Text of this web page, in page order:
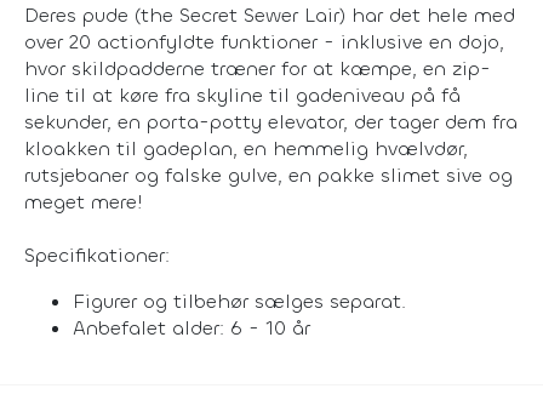
Deres pude (the Secret Sewer Lair) har det hele med
over 20 actionfyldte funktioner - inklusive en dojo,
hvor skildpadderne træner for at kæmpe, en zip-
line til at køre fra skyline til gadeniveau på få
sekunder, en porta-potty elevator, der tager dem fra
kloakken til gadeplan, en hemmelig hvælvdør,
rutsjebaner og falske gulve, en pakke slimet sive og
meget mere!
Specifikationer:
Figurer og tilbehør sælges separat.
Anbefalet alder: 6 - 10 år